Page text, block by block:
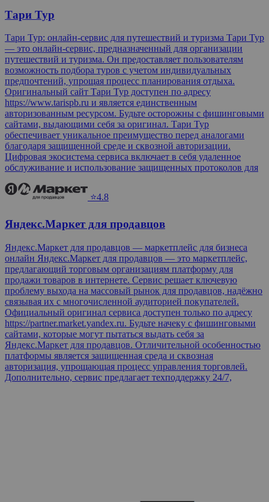
Тари Тур
Тари Тур: онлайн-сервис для путешествий и туризма Тари Тур
— это онлайн-сервис, предназначенный для организации
путешествий и туризма. Он предоставляет пользователям
возможность подбора туров с учетом индивидуальных
предпочтений, упрощая процесс планирования отдыха.
Оригинальный сайт Тари Тур доступен по адресу
https://www.tarispb.ru и является единственным
авторизованным ресурсом. Будьте осторожны с фишинговыми
сайтами, выдающими себя за оригинал. Тари Тур
обеспечивает уникальное преимущество перед аналогами
благодаря защищенной среде и сквозной авторизации.
Цифровая экосистема сервиса включает в себя удаленное
обслуживание и использование защищенных протоколов для
⭐4.8
Яндекс.Маркет для продавцов
Яндекс.Маркет для продавцов — маркетплейс для бизнеса
онлайн Яндекс.Маркет для продавцов — это маркетплейс,
предлагающий торговым организациям платформу для
продажи товаров в интернете. Сервис решает ключевую
проблему выхода на массовый рынок для продавцов, надёжно
связывая их с многочисленной аудиторией покупателей.
Официальный оригинал сервиса доступен только по адресу
https://partner.market.yandex.ru. Будьте начеку с фишинговыми
сайтами, которые могут пытаться выдать себя за
Яндекс.Маркет для продавцов. Отличительной особенностью
платформы является защищенная среда и сквозная
авторизация, упрощающая процесс управления торговлей.
Дополнительно, сервис предлагает техподдержку 24/7,